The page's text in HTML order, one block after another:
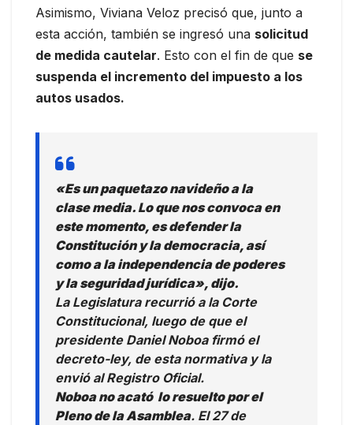
Asimismo, Viviana Veloz precisó que, junto a
esta acción, también se ingresó una solicitud
de medida cautelar. Esto con el fin de que se
suspenda el incremento del impuesto a los
autos usados.
«Es un paquetazo navideño a la
clase media. Lo que nos convoca en
este momento, es defender la
Constitución y la democracia, así
como a la independencia de poderes
y la seguridad jurídica», dijo.
La Legislatura recurrió a la Corte
Constitucional, luego de que el
presidente Daniel Noboa firmó el
decreto-ley, de esta normativa y la
envió al Registro Oficial.
Noboa no acató lo resuelto por el
Pleno de la Asamblea. El 27 de